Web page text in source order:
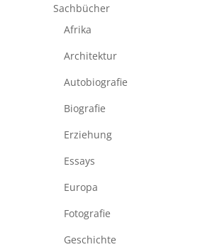
Sachbücher
Afrika
Architektur
Autobiografie
Biografie
Erziehung
Essays
Europa
Fotografie
Geschichte